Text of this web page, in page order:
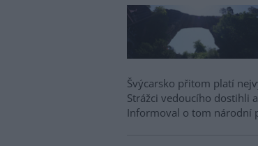
Švýcarsko přitom platí
Strážci vedoucího dostihli
Informoval o tom národní